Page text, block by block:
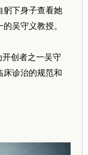
躬下身子查看她
吴守义教授。
创者之一吴守
床诊治的规范和